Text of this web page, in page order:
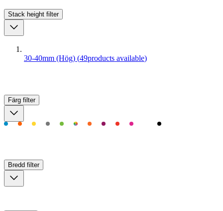
Stack height filter
30-40mm (Hög) (49products available)
Färg filter
Bredd filter